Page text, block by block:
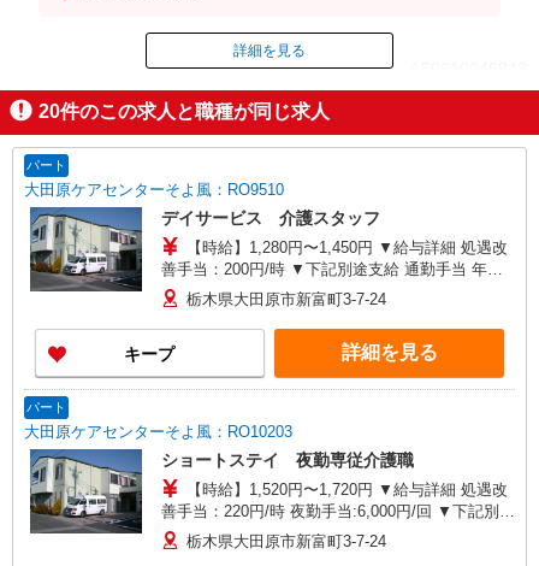
ID：AE0610046843
掲載期間終了
詳細を見る
20件のこの求人と職種が同じ求人
パート
大田原ケアセンターそよ風：RO9510
デイサービス 介護スタッフ
【時給】1,280円〜1,450円 ▼給与詳細 処遇改
善手当：200円/時 ▼下記別途支給 通勤手当 年末
年始手当：380円/時 寸志あり：年2回（6月・12
月） ※業績による ※処遇改善手当は試用期間中(3
ヶ月)は支給なし
栃木県大田原市新富町3-7-24
キープ 詳細を見る
パート
大田原ケアセンターそよ風：RO10203
ショートステイ 夜勤専従介護職
【時給】1,520円〜1,720円 ▼給与詳細 処遇改
善手当：220円/時 夜勤手当:6,000円/回 ▼下記別途
支給 通勤手当 年末年始手当：380円/時 寸志あ
り：年2回（6月・12月） ※業績による ※処遇改
栃木県大田原市新富町3-7-24